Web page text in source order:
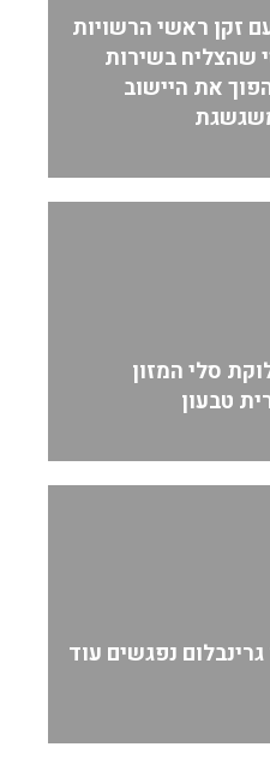
זקן ראשי הרשויות
שהצליח בשירות
את היישוב
סלי המזון
טבעון
גרינבלום נפגשים עוד